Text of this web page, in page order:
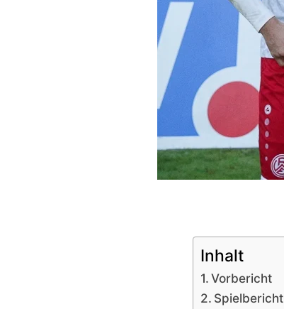
Inhalt
Vorbericht
Spielbericht